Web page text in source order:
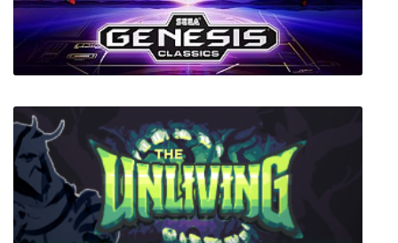
Xenia's Ark
SEGA Mega Drive and Genesis Classics